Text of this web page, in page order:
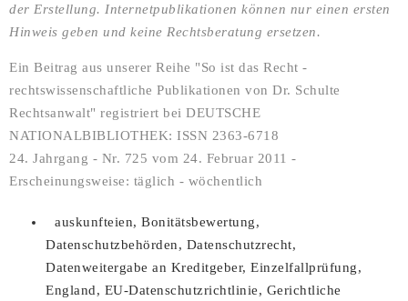
der Erstellung. Internetpublikationen können nur einen ersten
Hinweis geben und keine Rechtsberatung ersetzen.
Ein Beitrag aus unserer Reihe "So ist das Recht -
rechtswissenschaftliche Publikationen von Dr. Schulte
Rechtsanwalt" registriert bei DEUTSCHE
NATIONALBIBLIOTHEK: ISSN 2363-6718
24. Jahrgang - Nr. 725 vom 24. Februar 2011 -
Erscheinungsweise: täglich - wöchentlich
auskunfteien, Bonitätsbewertung,
Datenschutzbehörden, Datenschutzrecht,
Datenweitergabe an Kreditgeber, Einzelfallprüfung,
England, EU-Datenschutzrichtlinie, Gerichtliche